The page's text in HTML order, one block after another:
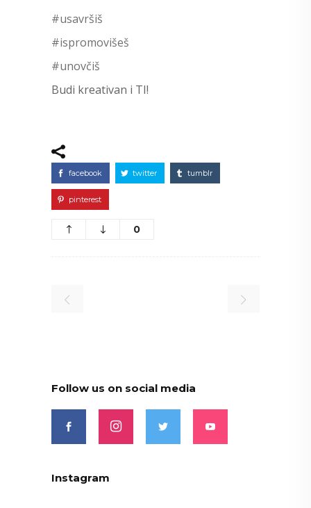
#usavršiš
#ispromovišeš
#unovčiš
Budi kreativan i TI!
facebook twitter tumblr
pinterest
0
Follow us on social media
Instagram